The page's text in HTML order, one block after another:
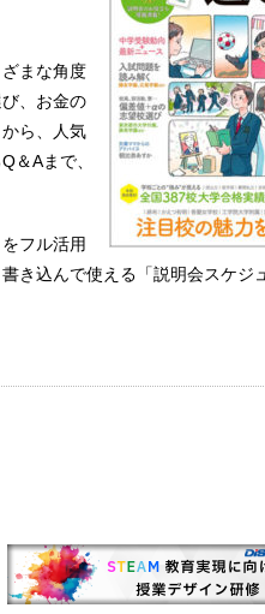
まな角度
、お金の
ら、人気
＆Aまで、
フル活用
き込んで使える「説明会スケジ